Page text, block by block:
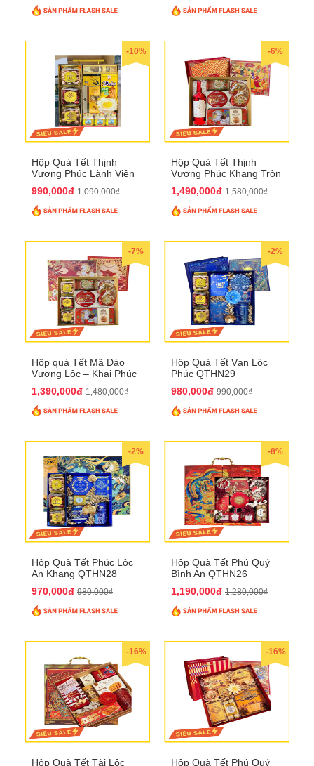
-10%
Hộp Quà Tết Thịnh
Vượng Phúc Lành Viên
990,000đ 1,090,000₫
-6%
Hộp Quà Tết Thịnh
Vượng Phúc Khang Tròn
1,490,000đ 1,580,000₫
-7%
Hộp quà Tết Mã Đáo
Vương Lộc – Khai Phúc
1,390,000đ 1,480,000₫
-2%
Hộp Quà Tết Vạn Lộc
Phúc QTHN29
980,000đ 990,000₫
-2%
Hộp Quà Tết Phúc Lộc
An Khang QTHN28
970,000đ 980,000₫
-8%
Hộp Quà Tết Phú Quý
Bình An QTHN26
1,190,000đ 1,280,000₫
-16%
Hộp Quà Tết Tài Lộc
-16%
Hộp Quà Tết Phú Quý